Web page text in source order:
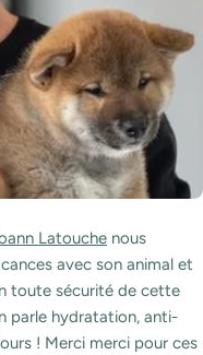
Latouche nous
avec son animal et
toute sécurité de cette
parle hydratation, anti-
! Merci merci pour ces